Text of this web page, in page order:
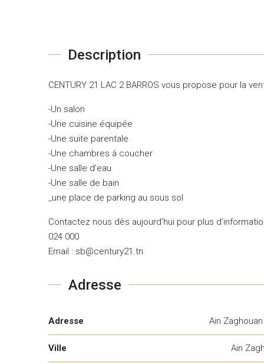
Description
CENTURY 21 LAC 2 BARROS vous propose pour la
-Un salon
-Une cuisine équipée
-Une suite parentale
-Une chambres à coucher
-Une salle d’eau
-Une salle de bain
_une place de parking au sous sol
Contactez nous dès aujourd’hui pour plus
024 000
Email : sb@century21.tn
Adresse
Adresse Ain
Ville Ain